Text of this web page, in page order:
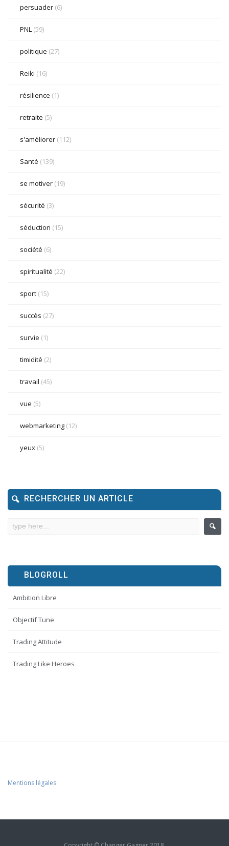
persuader (6)
PNL (59)
politique (27)
Reiki (16)
résilience (1)
retraite (5)
s'améliorer (112)
Santé (139)
se motiver (19)
sécurité (3)
séduction (15)
société (6)
spiritualité (22)
sport (15)
succès (27)
survie (1)
timidité (2)
travail (45)
vue (5)
webmarketing (12)
yeux (5)
RECHERCHER UN ARTICLE
BLOGROLL
Ambition Libre
Objectif Tune
Trading Attitude
Trading Like Heroes
Mentions légales